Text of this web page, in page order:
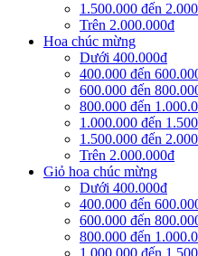
1.500.000 đến
Trên 2.000.000đ
Hoa chúc mừng
Dưới 400.000đ
400.000 đến
600.000 đến
800.000 đến
1.000.000 đến
1.500.000 đến
Trên 2.000.000đ
Giỏ hoa chúc mừng
Dưới 400.000đ
400.000 đến
600.000 đến
800.000 đến
1.000.000 đến